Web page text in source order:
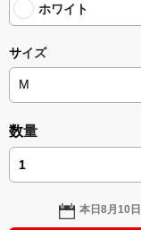
ホワイト
サイズ
数量
本日8月10日